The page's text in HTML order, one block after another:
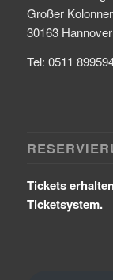
Großer
30163 Hannover
Tel: 0511
Tickets
Ticketsystem.